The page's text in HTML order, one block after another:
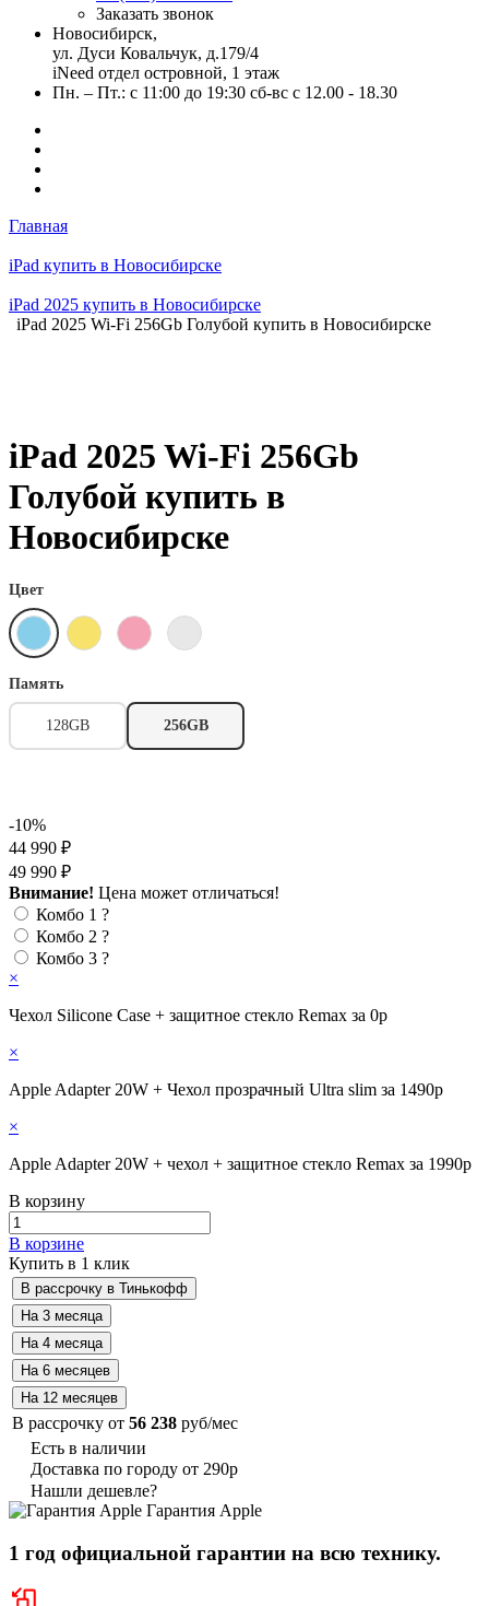
Заказать звонок
Новосибирск,
ул. Дуси Ковальчук, д.179/4
iNeed отдел островной, 1 этаж
Пн. – Пт.: с 11:00 до 19:30 сб-вс с 12.00 - 18.30
Главная
iPad купить в Новосибирске
iPad 2025 купить в Новосибирске
iPad 2025 Wi-Fi 256Gb Голубой купить в Новосибирске
iPad 2025 Wi-Fi 256Gb
Голубой купить в
Новосибирске
Цвет
Память
128GB 256GB
-10%
44 990 ₽
49 990 ₽
Внимание! Цена может отличаться!
Комбо 1 ?
Комбо 2 ?
Комбо 3 ?
×
Чехол Silicone Case + защитное стекло Remax за 0р
×
Apple Adapter 20W + Чехол прозрачный Ultra slim за 1490р
×
Apple Adapter 20W + чехол + защитное стекло Remax за 1990р
В корзину
В корзине
Купить в 1 клик
В рассрочку от 56 238 руб/мес
Есть в наличии
Доставка по городу от 290р
Нашли дешевле?
Гарантия Apple
1 год официальной гарантии на всю технику.